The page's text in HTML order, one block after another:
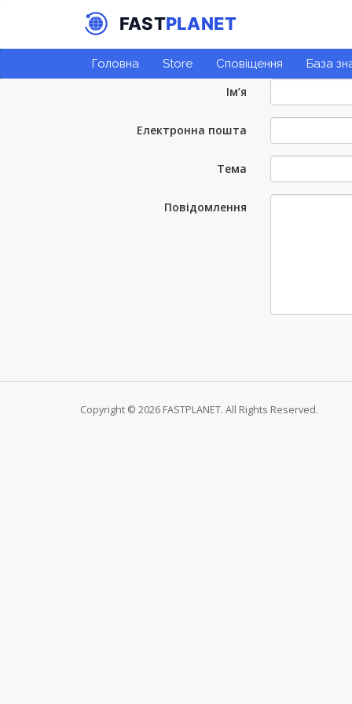
Головна Store Сповіщення База
Ім’я
Електронна пошта
Тема
Повідомлення
Copyright © 2026 FASTPLANET. All Rights Reserved.